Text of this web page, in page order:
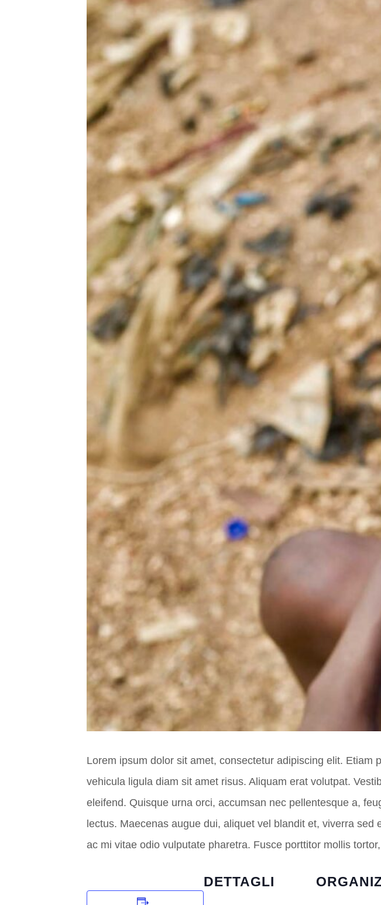
Lorem ipsum dolor sit amet, consectetur adipiscing elit.
vehicula ligula diam sit amet risus. Aliquam erat volutpat.
eleifend. Quisque urna orci, accumsan nec pellentesque a,
lectus. Maecenas augue dui, aliquet vel blandit et, viverra
ac mi vitae odio vulputate pharetra. Fusce porttitor mollis
DETTAGLI